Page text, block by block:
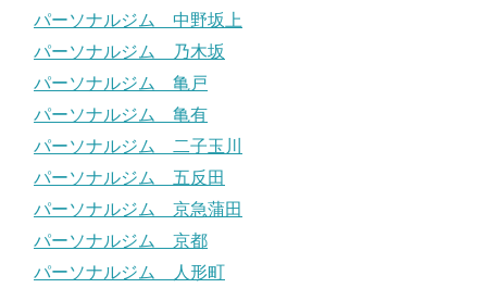
パーソナルジム 中野坂上
パーソナルジム 乃木坂
パーソナルジム 亀戸
パーソナルジム 亀有
パーソナルジム 二子玉川
パーソナルジム 五反田
パーソナルジム 京急蒲田
パーソナルジム 京都
パーソナルジム 人形町